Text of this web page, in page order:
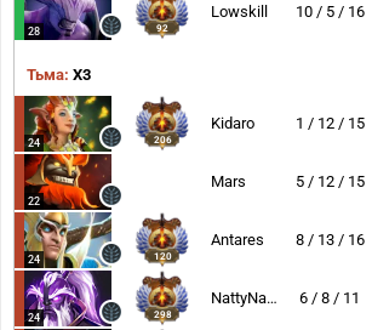
28 92
Lowskill 10 / 5 / 16
Тьма: X3
24 206
Kidaro 1 / 12 / 15
22
Mars 5 / 12 / 15
24 120
Antares 8 / 13 / 16
24 298
NattyNarwhal 6 / 8 / 11